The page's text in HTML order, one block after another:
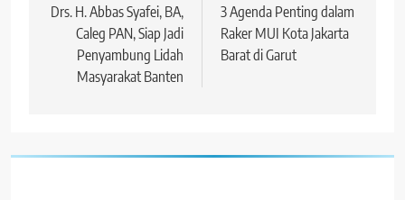
pos
Drs. H. Abbas Syafei, BA,
Caleg PAN, Siap Jadi
Penyambung Lidah
Masyarakat Banten
3 Agenda Penting dalam
Raker MUI Kota Jakarta
Barat di Garut